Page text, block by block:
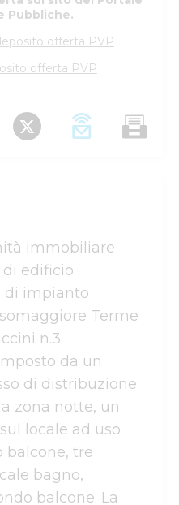
Pubbliche.
offerta PVP
offerta PVP
immobiliare
edificio
di impianto
Terme
n.3
da un
di distribuzione
zona notte, un
locale ad uso
balcone, tre
bagno,
balcone. La